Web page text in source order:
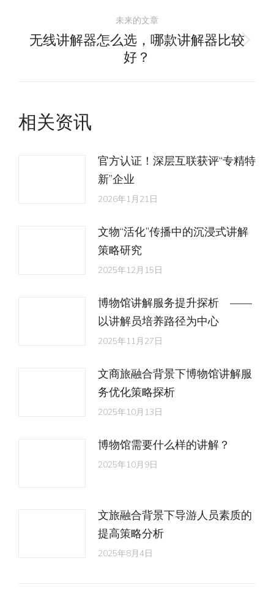
航
的
文
章：
未来的文章
未
来
无线讲解器怎么选，哪款讲解器比较
好？
相关资讯
官方认证！深层互联获评“专精特
新”企业
2026年1月21日
文物“活化”传播中的沉浸式讲解
策略研究
2025年12月15日
博物馆讲解服务提升探析 ——
以讲解员培养路径为中心
2025年11月27日
文商旅融合背景下博物馆讲解服
务优化策略探析
2025年10月13日
博物馆需要什么样的讲解？
2025年10月9日
文旅融合背景下导游人员素质的
提高策略分析
2025年8月4日